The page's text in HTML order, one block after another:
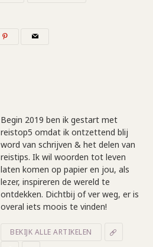
Begin 2019 ben ik gestart met
reistop5 omdat ik ontzettend blij
word van schrijven & het delen van
reistips. Ik wil woorden tot leven
laten komen op papier en jou, als
lezer, inspireren de wereld te
ontdekken. Dichtbij of ver weg, er is
overal iets moois te vinden!
BEKIJK ALLE ARTIKELEN